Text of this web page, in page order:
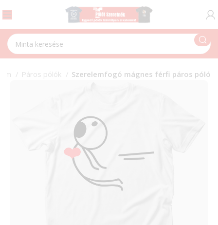
Páros pólók Szerelemfogó mágnes férfi páros póló